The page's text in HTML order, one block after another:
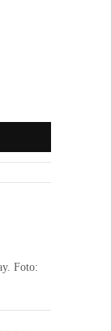
Foto: